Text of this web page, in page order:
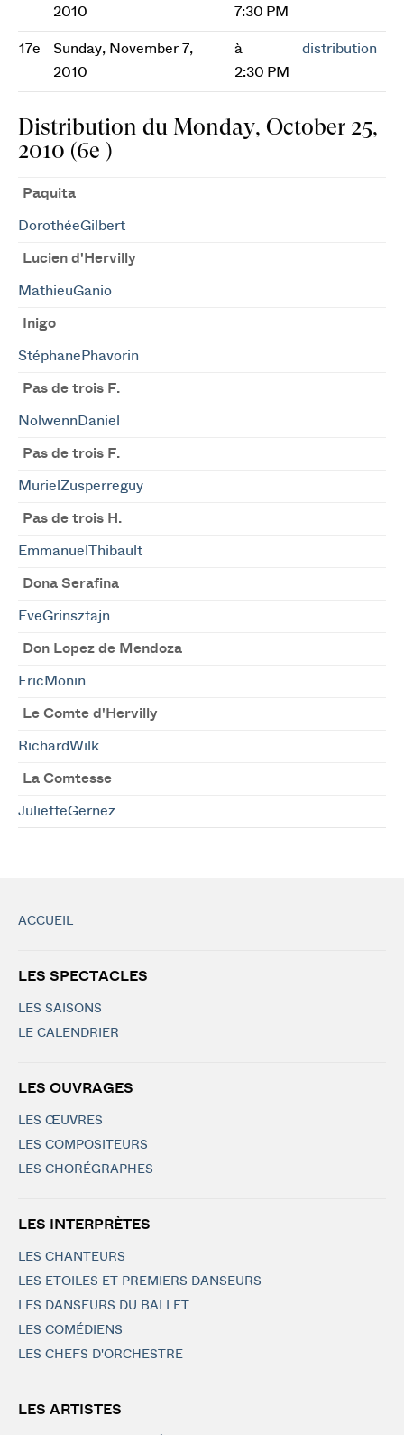
2010
7:30 PM
17e
Sunday, November 7,
2010
à
2:30 PM
distribution
Distribution du Monday, October 25,
2010 (6e )
Paquita
DorothéeGilbert
Lucien d'Hervilly
MathieuGanio
Inigo
StéphanePhavorin
Pas de trois F.
NolwennDaniel
Pas de trois F.
MurielZusperreguy
Pas de trois H.
EmmanuelThibault
Dona Serafina
EveGrinsztajn
Don Lopez de Mendoza
EricMonin
Le Comte d'Hervilly
RichardWilk
La Comtesse
JulietteGernez
ACCUEIL
LES SPECTACLES
LES SAISONS
LE CALENDRIER
LES OUVRAGES
LES ŒUVRES
LES COMPOSITEURS
LES CHORÉGRAPHES
LES INTERPRÈTES
LES CHANTEURS
LES ETOILES ET PREMIERS DANSEURS
LES DANSEURS DU BALLET
LES COMÉDIENS
LES CHEFS D'ORCHESTRE
LES ARTISTES